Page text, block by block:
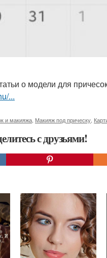
о модели для
...
и макияжа, Макияж под прическу,
с друзьями!